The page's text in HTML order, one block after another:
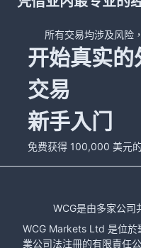
所有交易均涉及风险
开始真实的
交易
新手入门
免费获得 100,000 美元
WCG是由多家公司
WCG Markets Ltd 是位於
業公司法注冊的有限責任